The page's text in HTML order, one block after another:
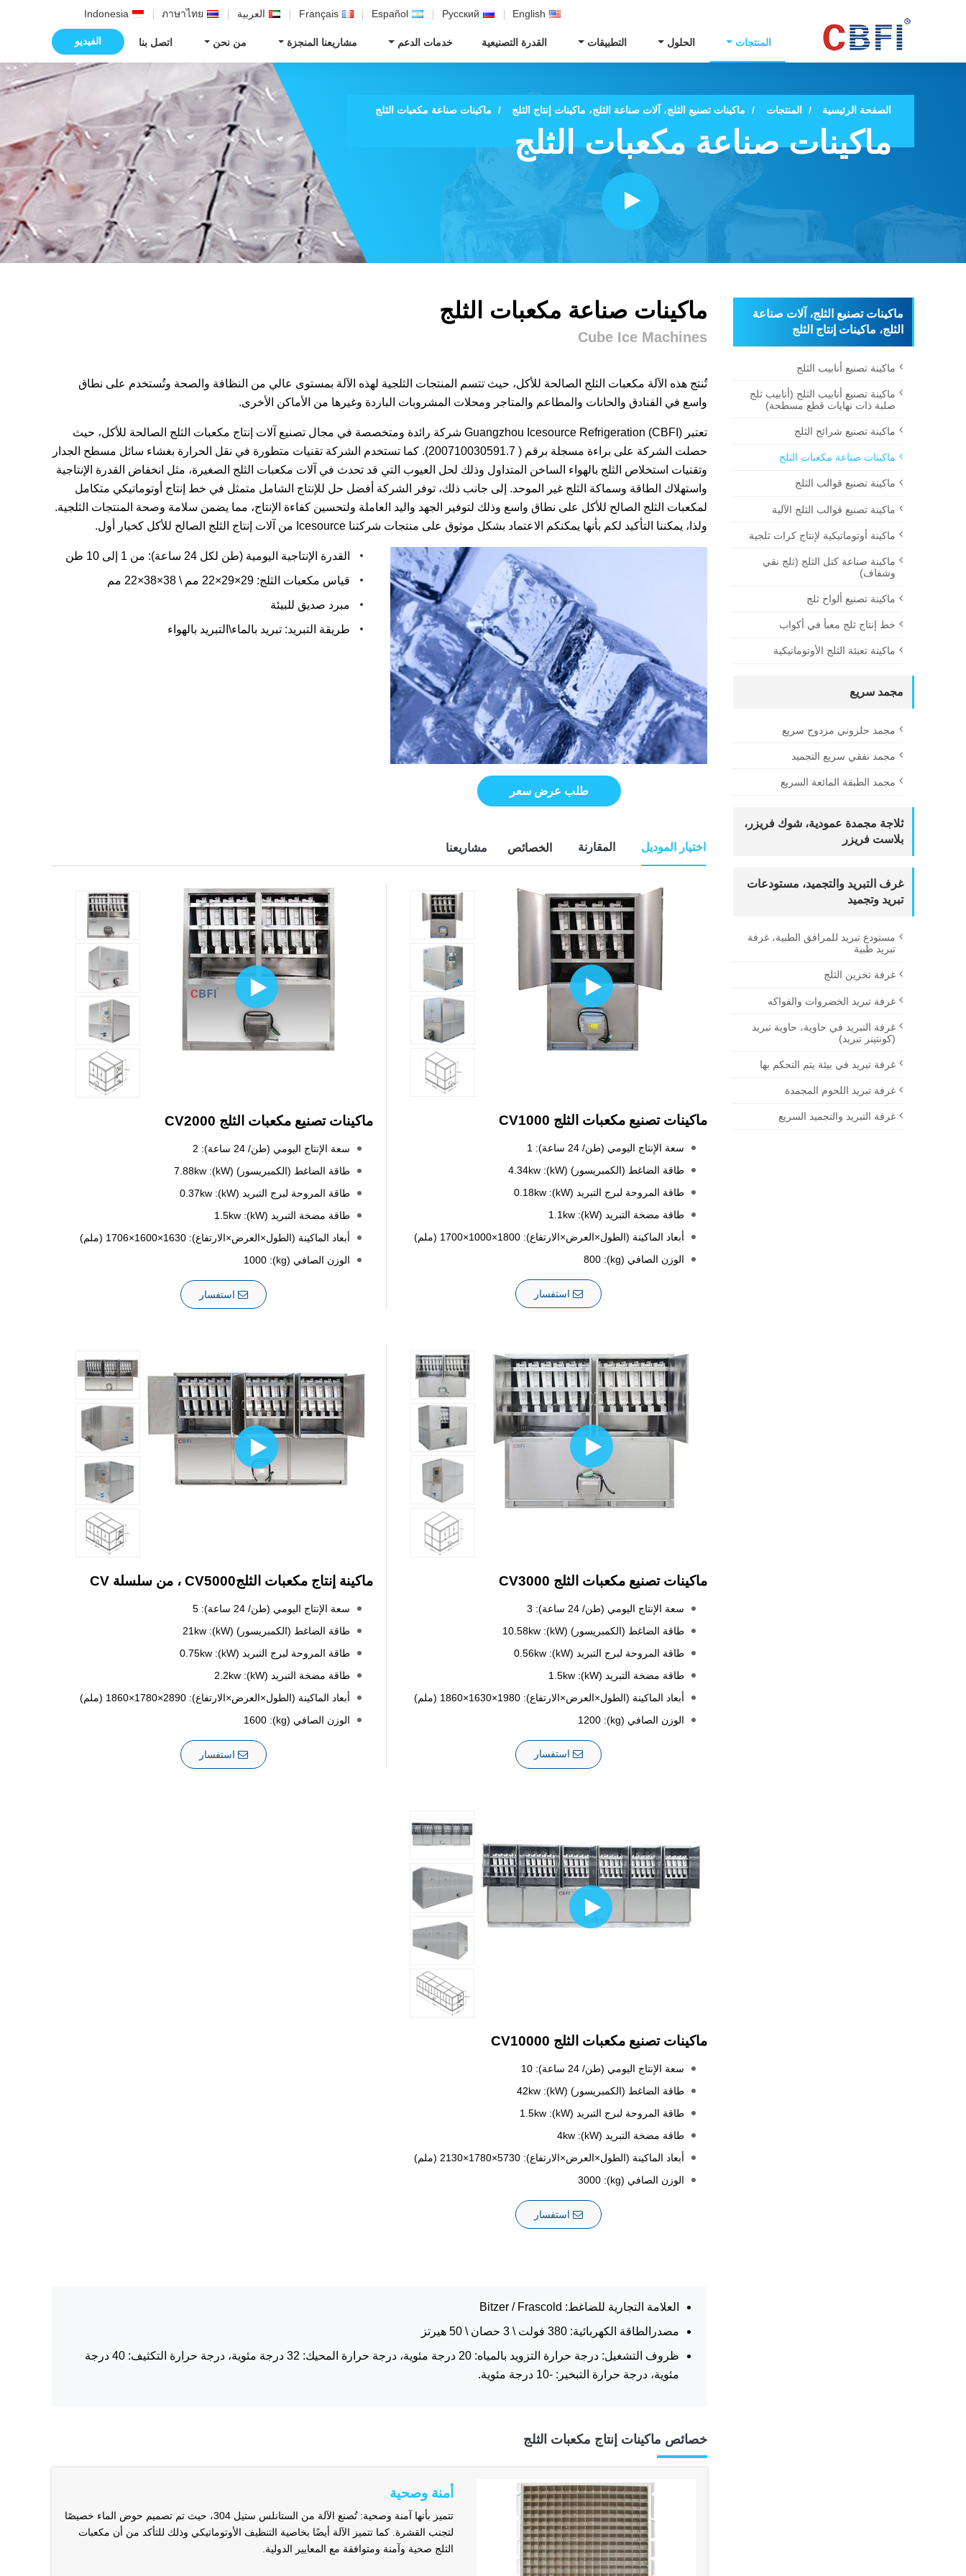
English
Русский
Español
Français العربية ภาษาไทย
Indonesia
المنتجات الحلول التطبيقات القدرة التصنيعية خدمات الدعم مشاريعنا المنجزة من نحن اتصل بنا الفيديو
الصفحة الرئيسية المنتجات ماكينات تصنيع الثلج، آلات صناعة الثلج، ماكينات إنتاج الثلج ماكينات صناعة مكعبات الثلج
ماكينات صناعة مكعبات الثلج
ماكينات صناعة مكعبات الثلج
Cube Ice Machines
تُنتج هذه الآلة مكعبات الثلج الصالحة للأكل، حيث تتسم المنتجات الثلجية لهذه الآلة بمستوى عالي من النظافة والصحة وتُستخدم على نطاق
واسع في الفنادق والحانات والمطاعم والمتاجر ومحلات المشروبات الباردة وغيرها من الأماكن الأخرى.
تعتبر Guangzhou Icesource Refrigeration (CBFI) شركة رائدة ومتخصصة في مجال تصنيع آلات إنتاج مكعبات الثلج الصالحة للأكل، حيث
حصلت الشركة على براءة مسجلة برقم ( 200710030591.7). كما تستخدم الشركة تقنيات متطورة في نقل الحرارة بغشاء سائل مسطح الجدار
وتقنيات استخلاص الثلج بالهواء الساخن المتداول وذلك لحل العيوب التي قد تحدث في آلات مكعبات الثلج الصغيرة، مثل انخفاض القدرة الإنتاجية
واستهلاك الطاقة وسماكة الثلج غير الموحد. إلى جانب ذلك، توفر الشركة أفضل حل للإنتاج الشامل متمثل في خط إنتاج أوتوماتيكي متكامل
لمكعبات الثلج الصالح للأكل على نطاق واسع وذلك لتوفير الجهد واليد العاملة ولتحسين كفاءة الإنتاج، مما يضمن سلامة وصحة المنتجات الثلجية.
ولذا، يمكننا التأكيد لكم بأنها يمكنكم الاعتماد بشكل موثوق على منتجات شركتنا Icesource من آلات إنتاج الثلج الصالح للأكل كخيار أول.
طلب عرض سعر
القدرة الإنتاجية اليومية (طن لكل 24 ساعة): من 1 إلى 10 طن
قياس مكعبات الثلج: 29×29×22 مم \ 38×38×22 مم
مبرد صديق للبيئة
طريقة التبريد: تبريد بالماء\التبريد بالهواء
اختيار الموديل المقارنة الخصائص مشاريعنا
ماكينات تصنيع مكعبات الثلج CV1000
سعة الإنتاج اليومي (طن/ 24 ساعة): 1
طاقة الضاغط (الكمبريسور) (kW): 4.34kw
طاقة المروحة لبرج التبريد (kW): 0.18kw
طاقة مضخة التبريد (kW): 1.1kw
أبعاد الماكينة (الطول×العرض×الارتفاع): 1800×1000×1700 (ملم)
الوزن الصافي (kg): 800
استفسار
ماكينات تصنيع مكعبات الثلج CV2000
سعة الإنتاج اليومي (طن/ 24 ساعة): 2
طاقة الضاغط (الكمبريسور) (kW): 7.88kw
طاقة المروحة لبرج التبريد (kW): 0.37kw
طاقة مضخة التبريد (kW): 1.5kw
أبعاد الماكينة (الطول×العرض×الارتفاع): 1630×1600×1706 (ملم)
الوزن الصافي (kg): 1000
استفسار
ماكينات تصنيع مكعبات الثلج CV3000
سعة الإنتاج اليومي (طن/ 24 ساعة): 3
طاقة الضاغط (الكمبريسور) (kW): 10.58kw
طاقة المروحة لبرج التبريد (kW): 0.56kw
طاقة مضخة التبريد (kW): 1.5kw
أبعاد الماكينة (الطول×العرض×الارتفاع): 1980×1630×1860 (ملم)
الوزن الصافي (kg): 1200
استفسار
ماكينة إنتاج مكعبات الثلجCV5000 ، من سلسلة CV
سعة الإنتاج اليومي (طن/ 24 ساعة): 5
طاقة الضاغط (الكمبريسور) (kW): 21kw
طاقة المروحة لبرج التبريد (kW): 0.75kw
طاقة مضخة التبريد (kW): 2.2kw
أبعاد الماكينة (الطول×العرض×الارتفاع): 2890×1780×1860 (ملم)
الوزن الصافي (kg): 1600
استفسار
ماكينات تصنيع مكعبات الثلج CV10000
سعة الإنتاج اليومي (طن/ 24 ساعة): 10
طاقة الضاغط (الكمبريسور) (kW): 42kw
طاقة المروحة لبرج التبريد (kW): 1.5kw
طاقة مضخة التبريد (kW): 4kw
أبعاد الماكينة (الطول×العرض×الارتفاع): 5730×1780×2130 (ملم)
الوزن الصافي (kg): 3000
استفسار
العلامة التجارية للضاغط: Bitzer / Frascold
مصدرالطاقة الكهربائية: 380 فولت \ 3 حصان \ 50 هيرتز
ظروف التشغيل: درجة حرارة التزويد بالمياه: 20 درجة مئوية، درجة حرارة المحيك: 32 درجة مئوية، درجة حرارة التكثيف: 40 درجة
مئوية، درجة حرارة التبخير: -10 درجة مئوية.
خصائص ماكينات إنتاج مكعبات الثلج
أمنة وصحية
تتميز بأنها آمنة وصحية: تُصنع الآلة من الستانلس ستيل 304، حيث تم تصميم حوض الماء خصيصًا
لتجنب القشرة. كما تتميز الآلة أيضًا بخاصية التنظيف الأوتوماتيكي وذلك للتأكد من أن مكعبات
الثلج صحية وآمنة ومتوافقة مع المعايير الدولية.
ماكينات تصنيع الثلج، آلات صناعة
الثلج، ماكينات إنتاج الثلج
ماكينة تصنيع أنابيب الثلج
ماكينة تصنيع أنابيب الثلج (أنابيب ثلج
صلبة ذات نهايات قطع مسطحة)
ماكينة تصنيع شرائح الثلج
ماكينات صناعة مكعبات الثلج
ماكينة تصنيع قوالب الثلج
ماكينة تصنيع قوالب الثلج الآلية
ماكينة أوتوماتيكية لإنتاج كرات ثلجية
ماكينة صناعة كتل الثلج (ثلج نقي
وشفاف)
ماكينة تصنيع ألواح ثلج
خط إنتاج ثلج معبأ في أكواب
ماكينة تعبئة الثلج الأوتوماتيكية
مجمد سريع
مجمد حلزوني مزدوج سريع
مجمد نفقي سريع التجميد
مجمد الطبقة المائعة السريع
ثلاجة مجمدة عمودية، شوك فريزر،
بلاست فريزر
غرف التبريد والتجميد، مستودعات
تبريد وتجميد
مستودع تبريد للمرافق الطبية، غرفة
تبريد طبية
غرفة تخزين الثلج
غرفة تبريد الخضروات والفواكه
غرفة التبريد في حاوية، حاوية تبريد
(كونتينر تبريد)
غرفة تبريد في بيئة يتم التحكم بها
غرفة تبريد اللحوم المجمدة
غرفة التبريد والتجميد السريع